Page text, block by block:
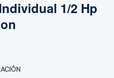
1/2 Hp